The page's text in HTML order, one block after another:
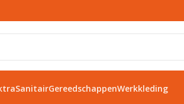
SanitairGereedschappenWerkkleding